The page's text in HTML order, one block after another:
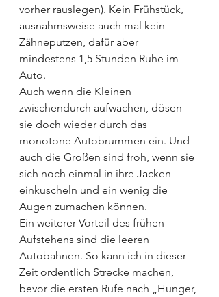
vorher rauslegen). Kein Frühstück,
ausnahmsweise auch mal kein
Zähneputzen, dafür aber
mindestens 1,5 Stunden Ruhe im
Auto.
Auch wenn die Kleinen
zwischendurch aufwachen, dösen
sie doch wieder durch das
monotone Autobrummen ein. Und
auch die Großen sind froh, wenn sie
sich noch einmal in ihre Jacken
einkuscheln und ein wenig die
Augen zumachen können.
Ein weiterer Vorteil des frühen
Aufstehens sind die leeren
Autobahnen. So kann ich in dieser
Zeit ordentlich Strecke machen,
bevor die ersten Rufe nach „Hunger,